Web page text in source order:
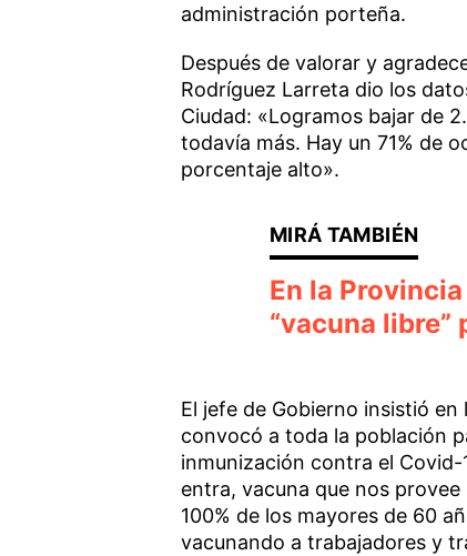
administración porteña.
Después de valorar y
Rodríguez Larreta dio los
Ciudad: «Logramos bajar de
todavía más. Hay un 71% de
porcentaje alto».
En la
“vacuna libre”
El jefe de Gobierno insistió
convocó a toda la población
inmunización contra el Covid-
entra, vacuna que nos
100% de los mayores de 60
vacunando a trabajadores y